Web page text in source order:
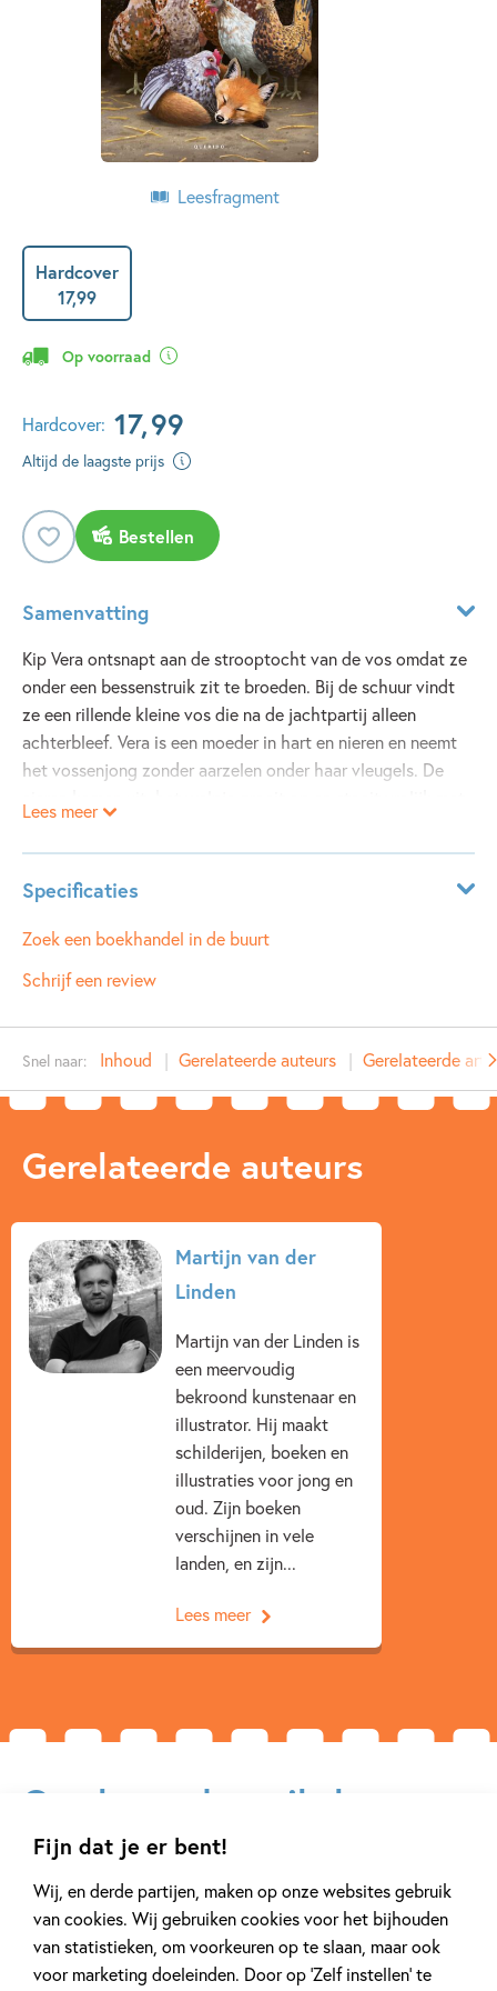
Fijn dat je er bent!
Wij, en derde partijen, maken op onze websites gebruik
van cookies. Wij gebruiken cookies voor het bijhouden
van statistieken, om voorkeuren op te slaan, maar ook
voor marketing doeleinden. Door op ‘Zelf instellen’ te
Leesfragment
Hardcover
17,99
Op voorraad
Hardcover: 17,99
Altijd de laagste prijs
Bestellen
Samenvatting
Kip Vera ontsnapt aan de strooptocht van de vos omdat ze
onder een bessenstruik zit te broeden. Bij de schuur vindt
ze een rillende kleine vos die na de jachtpartij alleen
achterbleef. Vera is een moeder in hart en nieren en neemt
het vossenjong zonder aarzelen onder haar vleugels. De
de kuikens. Maar de andere kippen voelen zich helemaal
niet veilig met dat roversjong op de boerderij.
Lees meer
Specificaties
ISBN: 9789045129839
NUR:
Illustrator:
Martijn van der Linden
Prijs:
99
Uitgever: Querido
Kenmerken van dit boek
Dieren & natuur
Familie & gezin
Martijn van der Linden
Jef Aerts
Zoek een boekhandel in de buurt
Schrijf een review
Snel naar: Inhoud Gerelateerde auteurs Gerelateerde
Gerelateerde auteurs
Martijn van der
Linden
Martijn van der Linden is
een meervoudig
bekroond kunstenaar en
illustrator. Hij maakt
schilderijen, boeken en
illustraties voor jong en
oud. Zijn boeken
verschijnen in vele
landen, en zijn...
Lees meer
Gerelateerde artikelen
Achtergrond Tiplijst